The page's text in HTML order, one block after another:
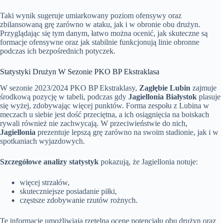
Taki wynik sugeruje umiarkowany poziom ofensywy oraz
zbilansowaną grę zarówno w ataku, jak i w obronie obu drużyn.
Przyglądając się tym danym, łatwo można ocenić, jak skuteczne są
formacje ofensywne oraz jak stabilnie funkcjonują linie obronne
podczas ich bezpośrednich potyczek.
Statystyki Drużyn W Sezonie PKO BP Ekstraklasa
W sezonie 2023/2024 PKO BP Ekstraklasy, Zagłębie Lubin zajmuje
środkową pozycję w tabeli, podczas gdy Jagiellonia Białystok plasuje
się wyżej, zdobywając więcej punktów. Forma zespołu z Lubina w
meczach u siebie jest dość przeciętna, a ich osiągnięcia na boiskach
rywali również nie zachwycają. W przeciwieństwie do nich,
Jagiellonia prezentuje lepszą grę zarówno na swoim stadionie, jak i w
spotkaniach wyjazdowych.
Szczegółowe analizy statystyk pokazują, że Jagiellonia notuje:
więcej strzałów,
skuteczniejsze posiadanie piłki,
częstsze zdobywanie rzutów rożnych.
Te informacje umożliwiają rzetelną ocenę potencjału obu drużyn oraz